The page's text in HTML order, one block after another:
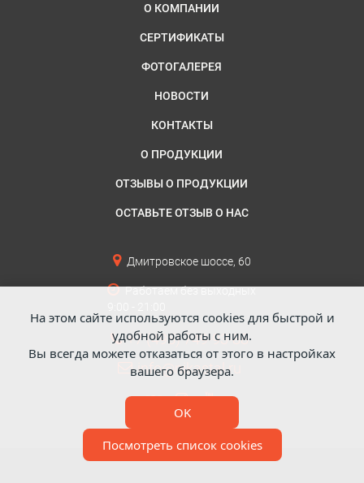
О КОМПАНИИ
СЕРТИФИКАТЫ
ФОТОГАЛЕРЕЯ
НОВОСТИ
КОНТАКТЫ
О ПРОДУКЦИИ
ОТЗЫВЫ О ПРОДУКЦИИ
ОСТАВЬТЕ ОТЗЫВ О НАС
Дмитровское шоссе, 60
Работаем без выходных
+7 (495) 749-93-88
info@nikastal.ru
На этом сайте используются cookies для быстрой и
удобной работы с ним.
Вы всегда можете отказаться от этого в настройках
вашего браузера.
OK
Посмотреть список cookies